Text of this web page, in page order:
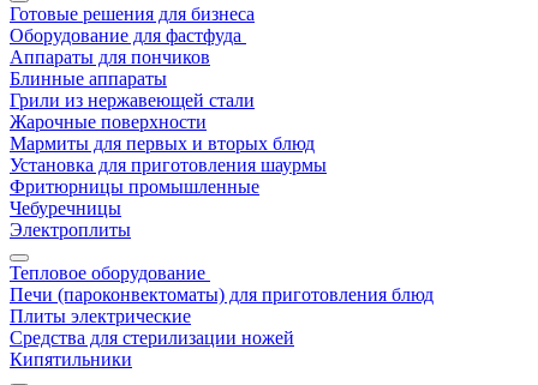
Готовые решения для бизнеса
Оборудование для фастфуда
Аппараты для пончиков
Блинные аппараты
Грили из нержавеющей стали
Жарочные поверхности
Мармиты для первых и вторых блюд
Установка для приготовления шаурмы
Фритюрницы промышленные
Чебуречницы
Электроплиты
Тепловое оборудование
Печи (пароконвектоматы) для приготовления блюд
Плиты электрические
Средства для стерилизации ножей
Кипятильники